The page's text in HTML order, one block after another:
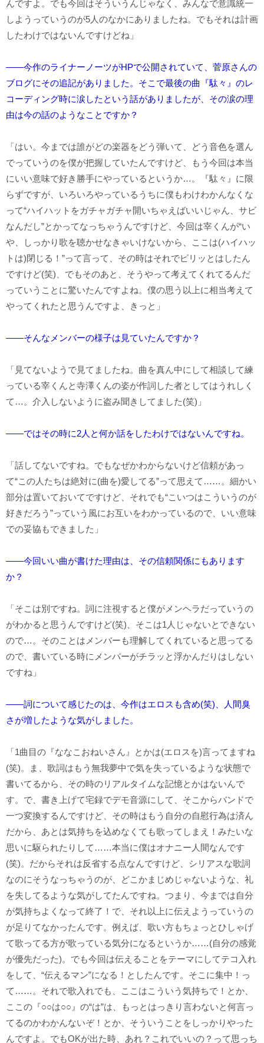
んですよ。でも今回はそういうんじゃなく、みんなで意識統一
しようっていうのが5人のなかにありましたね。でもそれは計画
したわけではないんですけどね」
――今作のライナーノーツがHPで公開されていて、菅原さんの
ブログにその追記がありました。そこで最後の曲『駄々』のレ
コーディング時に涙したという話がありましたが、その涙の理
由は今の話のようなことですか？
「はい。今までは誰がどの楽器をどう弾いて、どう音色を選ん
でっていうのを僕が把握していたんですけど、もう今回は本当
にいい意味で好き勝手にやっているというか…。『駄々』に限
らずですが、いろいろやっているうちに僕もわけわかんなくな
って“ハイハットをガチャガチャ開いちゃえばいいじゃん、サビ
なんだし”とかってなっちゃうんですけど、今回は宰くんが“い
や、しっかり歌を聴かせなきゃいけないから、ここは(ハイハッ
トは)閉じる！”って言って、その時はそれでピリッとはしたん
ですけど(笑)、でもそのあと、そうやって考えてくれてるんだ
っていうことに驚いたんですよね。僕の思う以上に相当考えて
やってくれたと思うんですよ、きっと」
――そんなメンバーの様子は見ていたんですか？
「見てないようで見てましたね。曲を真ん中にして相談して練
っている宰くんと寺澤くんの姿が作詞した者としてはうれしく
て…。介入しないように盗み聞きしてました(笑)」
――ではその時に2人と何か話をしたわけではないんですね。
「話してないですね。でもなぜかわからないけど信頼があっ
て“この人たちは絶対に(曲を)愛してる”って思えて……。細かい
部分は置いておいてですけど、それでも“こいつはこういうのが
好きだろう”っていう風にお互いをわかっているので、いい意味
での妥協もできました」
――今回いい曲が書けた理由は、その信頼関係にもあります
か？
「そこは別ですね。詞に注視すると僕がメンヘラだっていうの
がわかると思うんですけど(笑)、そこは1人じゃないとできない
ので…。そのことはメンバーも理解してくれていると思ってる
ので、書いている時にメンバーがチラッと浮かんだりはしない
ですね」
――詞について感じたのは、今作はエロスも含め(笑)、人間臭
さが増したような気がしました。
「1曲目の『ななこおねいさん』とかは(エロスを)言ってますね
(笑)。ま、歌詞はもう無我夢中で気を失っているような状態で
書いてるから、その時のリアルタイムな記憶とかはないんで
す。で、書き上げて宅録でデモ音源にして、そこからバンドで
一つ変換するんですけど、その時はもう自分の自慰行為は済ん
だから、あとは気持ちを込めなくても歌ってしまえ！みたいな
思いに駆られたりして……本当に僕はオナニー人間なんです
(笑)。だからそれは反省する点なんですけど、シリアスな歌詞
なのにそうなっちゃうのが、どこかまじめじゃないような、礼
を失してるような気がしてたんですね。つまり、今までは自分
が気持ちよくなって終了！で、それ以上に伝えようっていうの
が足りてなかったんです。例えば、歌い方もちょっとひしゃげ
て歌ってる方が歌っている気分になるというか……(自分の感覚
が優先だった)。でも今回は伝えることをテーマにしてテコ入れ
をして、“伝えるマン”になる！としたんです。そこに集中！っ
て……。それで歌入れでも、ここはこういう気持ちで！とか、
ここの『○○は○○』の“は”は、もっとはっきり言わないと何言っ
てるのかわかんないぞ！とか、そういうことをしっかりやった
んですよ。でもOKが出た時、あれ？これでいいの？って思っち